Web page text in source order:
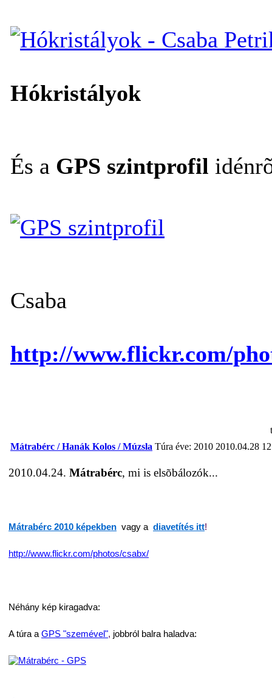
Hókristályok
És a GPS szintprofil
Csaba
http://www.flickr.com/
Mátrabérc / Hanák Kolos / Múzsla Túra éve: 2010 2010.04.28
2010.04.24. Mátrabérc, mi is elsõbálozók...
Mátrabérc 2010 képekben vagy a diavetítés itt!
http://www.flickr.com/photos/csabx/
Néhány kép kiragadva:
A túra a GPS "szemével", jobbról balra haladva: